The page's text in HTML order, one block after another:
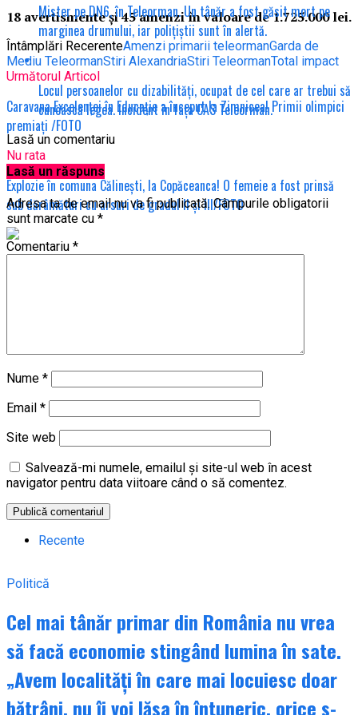
18 avertismente și 45 amenzi în valoare de 1.725.000 lei.
Întâmplări RecerenteAmenzi primarii teleormanGarda de
Mediu TeleormanStiri AlexandriaStiri TeleormanTotal impact
Următorul Articol
Caravana Excelenței în Educație a început la Zimnicea! Primii olimpici
premiați /FOTO
Nu rata
Explozie în comuna Călinești, la Copăceanca! O femeie a fost prinsă
sub dărâmături cu arsuri de gradul II și III/FOTO
Mister pe DN6, în Teleorman. Un tânăr a fost găsit mort pe
marginea drumului, iar polițiștii sunt în alertă.
Locul persoanelor cu dizabilități, ocupat de cel care ar trebui să
cunoască legea. Incident în fața CAS Teleorman.
Lasă un comentariu
Lasă un răspuns
Adresa ta de email nu va fi publicată. Câmpurile obligatorii
sunt marcate cu *
Comentariu *
Nume *
Email *
Site web
Salvează-mi numele, emailul și site-ul web în acest
navigator pentru data viitoare când o să comentez.
Recente
Politică
Cel mai tânăr primar din România nu vrea
să facă economie stingând lumina în sate.
„Avem localități în care mai locuiesc doar
bătrâni, nu îi voi lăsa în întuneric, orice s-